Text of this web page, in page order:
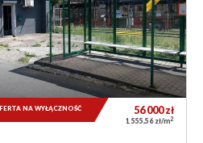
56 000zł
1 555,56 zł/m2
NA WYŁĄCZNOŚĆ